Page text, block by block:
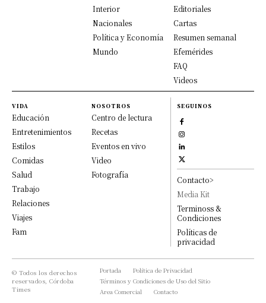
Interior
Nacionales
Política y Economía
Mundo
Editoriales
Cartas
Resumen semanal
Efemérides
FAQ
Videos
VIDA
Educación
Entretenimientos
Estilos
Comidas
Salud
Trabajo
Relaciones
Viajes
Fam
NOSOTROS
Centro de lectura
Recetas
Eventos en vivo
Video
Fotografía
SEGUINOS
Contacto>
Media Kit
Terminoss &
Condiciones
Políticas de
privacidad
© Todos los derechos
reservados, Córdoba
Times
Portada
Política de Privacidad
Términos y Condiciones de Uso del Sitio
Area Comercial
Contacto